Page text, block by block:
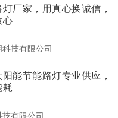
厂家，用真心换诚信，
心
技有限公司
能节能路灯专业供应，
有限公司